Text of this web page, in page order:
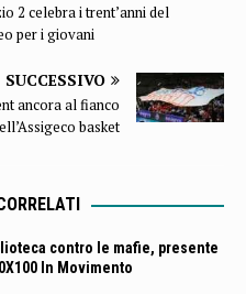
2 celebra i trent’anni del
per i giovani
SUCCESSIVO
ancora al fianco
basket
contro le mafie, presente
In Movimento